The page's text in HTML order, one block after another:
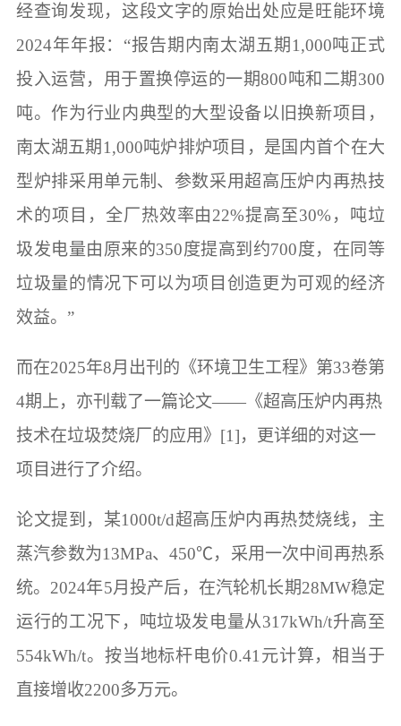
经查询发现，这段文字的原始出处应是旺能环境
2024年年报：“报告期内南太湖五期1,000吨正式
投入运营，用于置换停运的一期800吨和二期300
吨。作为行业内典型的大型设备以旧换新项目，
南太湖五期1,000吨炉排炉项目，是国内首个在大
型炉排采用单元制、参数采用超高压炉内再热技
术的项目，全厂热效率由22%提高至30%，吨垃
圾发电量由原来的350度提高到约700度，在同等
垃圾量的情况下可以为项目创造更为可观的经济
效益。”
而在2025年8月出刊的《环境卫生工程》第33卷第
4期上，亦刊载了一篇论文——《超高压炉内再热
技术在垃圾焚烧厂的应用》[1]，更详细的对这一
项目进行了介绍。
论文提到，某1000t/d超高压炉内再热焚烧线，主
蒸汽参数为13MPa、450℃，采用一次中间再热系
统。2024年5月投产后，在汽轮机长期28MW稳定
运行的工况下，吨垃圾发电量从317kWh/t升高至
554kWh/t。按当地标杆电价0.41元计算，相当于
直接增收2200多万元。